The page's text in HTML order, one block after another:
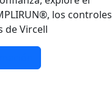
los controles
de Vircell